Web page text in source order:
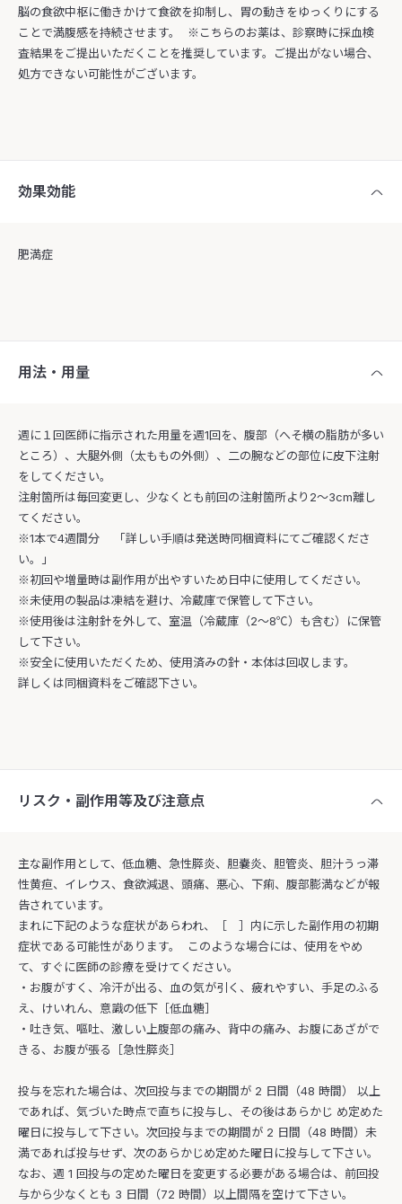
脳の食欲中枢に働きかけて食欲を抑制し、胃の動きをゆっくりにする
ことで満腹感を持続させます。 ※こちらのお薬は、診察時に採血検
査結果をご提出いただくことを推奨しています。ご提出がない場合、
処方できない可能性がございます。
効果効能
肥満症
用法・用量
週に１回医師に指示された用量を週1回を、腹部（へそ横の脂肪が多い
ところ）、大腿外側（太ももの外側）、二の腕などの部位に皮下注射
をしてください。
注射箇所は毎回変更し、少なくとも前回の注射箇所より2～3cm離し
てください。
※1本で4週間分 「詳しい手順は発送時同梱資料にてご確認くださ
い。」
※初回や増量時は副作用が出やすいため日中に使用してください。
※未使用の製品は凍結を避け、冷蔵庫で保管して下さい。
※使用後は注射針を外して、室温（冷蔵庫（2～8℃）も含む）に保管
して下さい。
※安全に使用いただくため、使用済みの針・本体は回収します。
詳しくは同梱資料をご確認下さい。
リスク・副作用等及び注意点
主な副作用として、低血糖、急性膵炎、胆嚢炎、胆管炎、胆汁うっ滞
性黄疸、イレウス、食欲減退、頭痛、悪心、下痢、腹部膨満などが報
告されています。
まれに下記のような症状があらわれ、［ ］内に示した副作用の初期
症状である可能性があります。 このような場合には、使用をやめ
て、すぐに医師の診療を受けてください。
・お腹がすく、冷汗が出る、血の気が引く、疲れやすい、手足のふる
え、けいれん、意識の低下［低血糖］
・吐き気、嘔吐、激しい上腹部の痛み、背中の痛み、お腹にあざがで
きる、お腹が張る［急性膵炎］
投与を忘れた場合は、次回投与までの期間が 2 日間（48 時間） 以上
であれば、気づいた時点で直ちに投与し、その後はあらかじ め定めた
曜日に投与して下さい。次回投与までの期間が 2 日間（48 時間）未
満であれば投与せず、次のあらかじめ定めた曜日に投与して下さい。
なお、週 1 回投与の定めた曜日を変更する必要がある場合は、前回投
与から少なくとも 3 日間（72 時間）以上間隔を空けて下さい。